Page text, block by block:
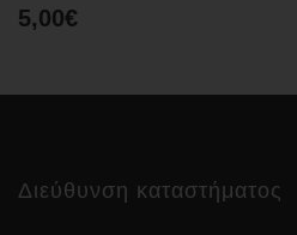
5,00€
Διεύθυνση καταστήματος